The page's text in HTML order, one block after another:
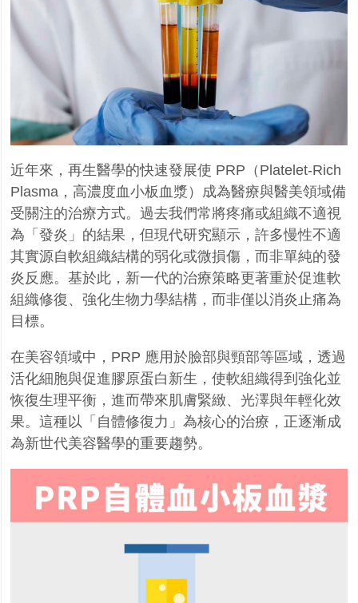
近年來，再生醫學的快速發展使 PRP （ Platelet-Rich
Plasma ，高濃度血小板血漿）成為醫療與醫美領域備
受關注的治療方式。過去我們常將疼痛或組織不適視
為「發炎」的結果，但現代研究顯示，許多慢性不適
其實源自軟組織結構的弱化或微損傷，而非單純的發
炎反應。基於此，新一代的治療策略更著重於促進軟
組織修復、強化生物力學結構，而非僅以消炎止痛為
目標。
在美容領域中， PRP 應用於臉部與頸部等區域，透過
活化細胞與促進膠原蛋白新生，使軟組織得到強化並
恢復生理平衡，進而帶來肌膚緊緻、光澤與年輕化效
果。這種以「自體修復力」為核心的治療，正逐漸成
為新世代美容醫學的重要趨勢。